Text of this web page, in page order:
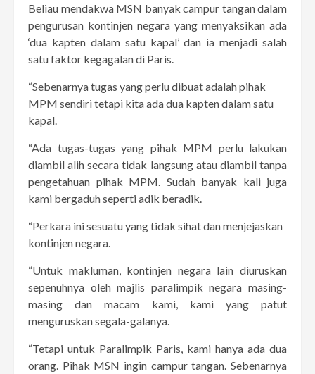
Beliau mendakwa MSN banyak campur tangan dalam
pengurusan kontinjen negara yang menyaksikan ada
‘dua kapten dalam satu kapal’ dan ia menjadi salah
satu faktor kegagalan di Paris.
“Sebenarnya tugas yang perlu dibuat adalah pihak
MPM sendiri tetapi kita ada dua kapten dalam satu
kapal.
“Ada tugas-tugas yang pihak MPM perlu lakukan
diambil alih secara tidak langsung atau diambil tanpa
pengetahuan pihak MPM. Sudah banyak kali juga
kami bergaduh seperti adik beradik.
“Perkara ini sesuatu yang tidak sihat dan menjejaskan
kontinjen negara.
“Untuk makluman, kontinjen negara lain diuruskan
sepenuhnya oleh majlis paralimpik negara masing-
masing dan macam kami, kami yang patut
menguruskan segala-galanya.
“Tetapi untuk Paralimpik Paris, kami hanya ada dua
orang. Pihak MSN ingin campur tangan. Sebenarnya